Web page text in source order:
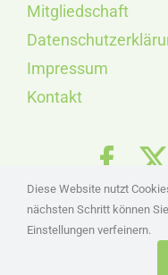
Mitgliedschaft
Impressum
Kontakt
Diese Website nutzt
nächsten Schritt können
Einstellungen verfeinern.